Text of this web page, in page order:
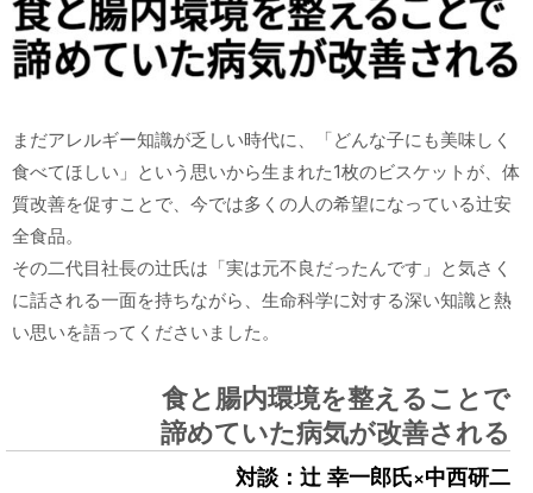
まだアレルギー知識が乏しい時代に、「どんな子にも美味しく
食べてほしい」という思いから生まれた1枚のビスケットが、体
質改善を促すことで、今では多くの人の希望になっている辻安
全食品。
その二代目社長の辻氏は「実は元不良だったんです」と気さく
に話される一面を持ちながら、生命科学に対する深い知識と熱
い思いを語ってくださいました。
食と腸内環境を整えることで
諦めていた病気が改善される
対談：辻 幸一郎氏×中西研二